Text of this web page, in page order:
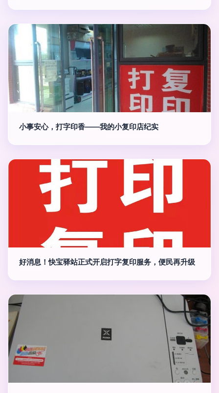
小事安心，打字印香——我的小复印店纪实
好消息！快宝驿站正式开启打字复印服务，便民再升级